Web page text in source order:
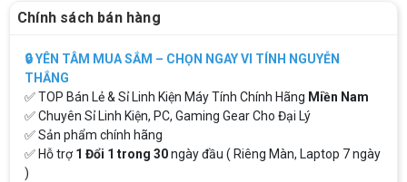
Chính sách bán hàng
🔒 YÊN TÂM MUA SẮM – CHỌN NGAY VI TÍNH NGUYỄN
THẮNG
✅ TOP Bán Lẻ & Sỉ Linh Kiện Máy Tính Chính Hãng Miền Nam
✅ Chuyên Sỉ Linh Kiện, PC, Gaming Gear Cho Đại Lý
✅ Sản phẩm chính hãng
✅ Hỗ trợ1 Đổi 1 trong 30ngày đầu ( Riêng Màn, Laptop 7 ngày
)